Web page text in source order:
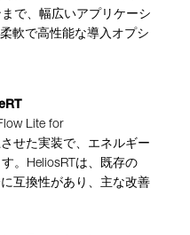
で、幅広いアプリケーシ
軟で高性能な導入オプシ
Lite for
せた実装で、エネルギー
。HeliosRTは、既存の
互換性があり、主な改善